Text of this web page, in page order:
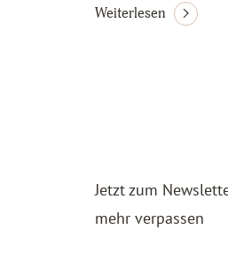
Weiterlesen
Jetzt zum
mehr verpassen